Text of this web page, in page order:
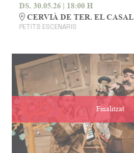
DS. 30.05.26 | 18:00 H
CERVIÀ DE TER. EL CASAL
PETITS ESCENARIS
Finalitzat